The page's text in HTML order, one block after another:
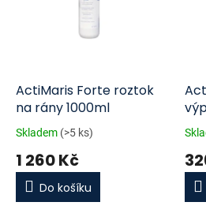
ActiMaris Forte roztok
na rány 1000ml
Skladem (>5 ks)
1 260 Kč
Do košíku